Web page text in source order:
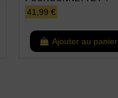
41,99 €
Ajouter au panier